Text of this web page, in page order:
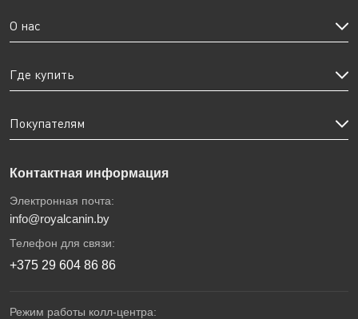
О нас
Где купить
Покупателям
Контактная информация
Электронная почта:
info@royalcanin.by
Телефон для связи:
+375 29 604 86 86
Режим работы колл-центра: